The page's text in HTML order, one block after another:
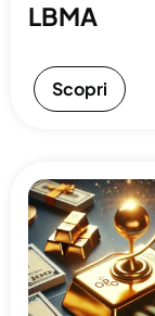
LBMA
Scopri